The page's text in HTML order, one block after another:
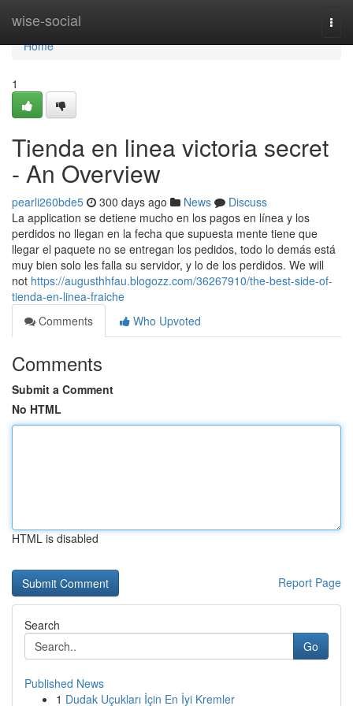
wise-social
Home
Home
1
Tienda en linea victoria secret
- An Overview
pearli260bde5 300 days ago News
Discuss
La application se detiene mucho en los pagos en línea y los
perdidos no llegan en la fecha que supuesta mente tiene que
llegar el paquete no se entregan los pedidos, todo lo demás está
muy bien solo les falla su servidor, y lo de los perdidos. We will
not https://augusthhfau.blogozz.com/36267910/the-best-side-of-
tienda-en-linea-fraiche
Comments
Who Upvoted
Comments
Submit a Comment
No HTML
HTML is disabled
Report Page
Search
Go
Published News
1 Dudak Uçukları İçin En İyi Kremler